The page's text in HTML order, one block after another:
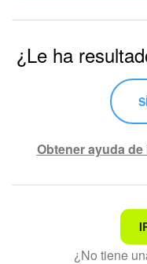
¿Le ha
SÍ
Obtener ayuda
No es lo que estoy
Texto complicado e
¿No tiene